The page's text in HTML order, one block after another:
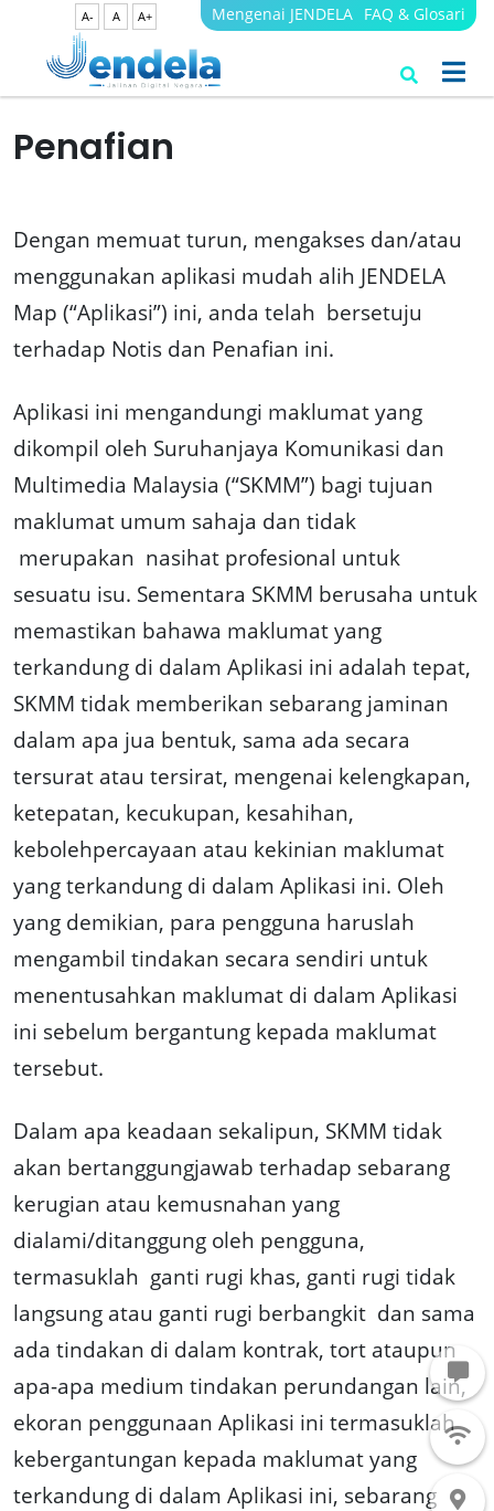
A- A A+ Mengenai JENDELA FAQ & Glosari
Penafian
Dengan memuat turun, mengakses dan/atau
menggunakan aplikasi mudah alih JENDELA
Map (“Aplikasi”) ini, anda telah bersetuju
terhadap Notis dan Penafian ini.
Aplikasi ini mengandungi maklumat yang
dikompil oleh Suruhanjaya Komunikasi dan
Multimedia Malaysia (“SKMM”) bagi tujuan
maklumat umum sahaja dan tidak
merupakan nasihat profesional untuk
sesuatu isu. Sementara SKMM berusaha untuk
memastikan bahawa maklumat yang
terkandung di dalam Aplikasi ini adalah tepat,
SKMM tidak memberikan sebarang jaminan
dalam apa jua bentuk, sama ada secara
tersurat atau tersirat, mengenai kelengkapan,
ketepatan, kecukupan, kesahihan,
kebolehpercayaan atau kekinian maklumat
yang terkandung di dalam Aplikasi ini. Oleh
yang demikian, para pengguna haruslah
mengambil tindakan secara sendiri untuk
menentusahkan maklumat di dalam Aplikasi
ini sebelum bergantung kepada maklumat
tersebut.
Dalam apa keadaan sekalipun, SKMM tidak
akan bertanggungjawab terhadap sebarang
kerugian atau kemusnahan yang
dialami/ditanggung oleh pengguna,
termasuklah ganti rugi khas, ganti rugi tidak
langsung atau ganti rugi berbangkit dan sama
ada tindakan di dalam kontrak, tort ataupun
apa-apa medium tindakan perundangan lain,
ekoran penggunaan Aplikasi ini termasuklah
kebergantungan kepada maklumat yang
terkandung di dalam Aplikasi ini, sebarang